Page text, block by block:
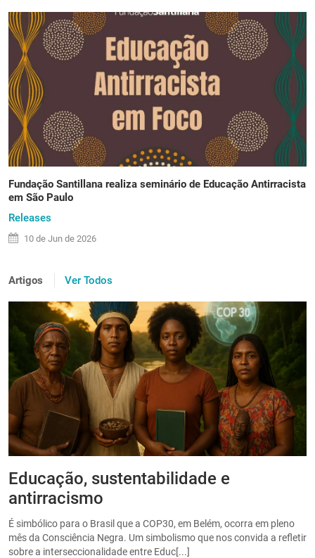
Fundação Santillana realiza seminário de Educação Antirracista
em São Paulo
Releases
10 de Jun de 2026
Artigos Ver Todos
Educação, sustentabilidade e
antirracismo
É simbólico para o Brasil que a COP30, em Belém, ocorra em pleno
mês da Consciência Negra. Um simbolismo que nos convida a refletir
sobre a interseccionalidade entre Educ[...]